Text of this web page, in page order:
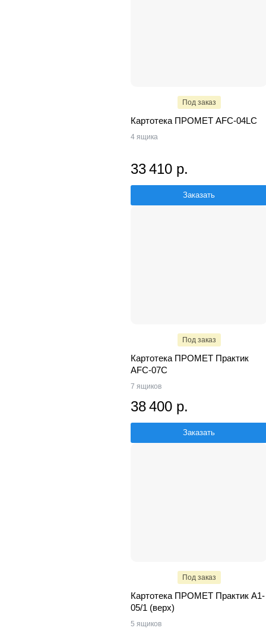
Под заказ
Картотека ПРОМЕТ AFC-04LC
4 ящика
33 410 р.
Заказать
Под заказ
Картотека ПРОМЕТ Практик
AFC-07C
7 ящиков
38 400 р.
Заказать
Под заказ
Картотека ПРОМЕТ Практик A1-
05/1 (верх)
5 ящиков